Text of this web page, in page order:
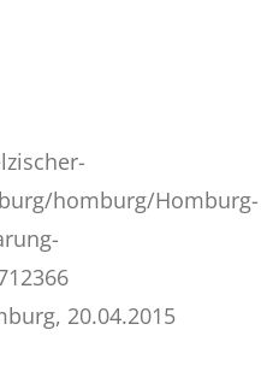
homburg/Homburg-
20.04.2015